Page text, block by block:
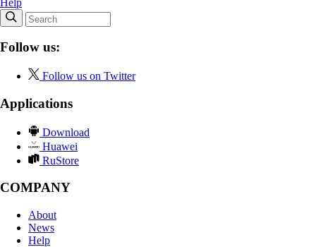
Follow us:
Follow us on Twitter
Applications
Download
Huawei
RuStore
COMPANY
About
News
Help